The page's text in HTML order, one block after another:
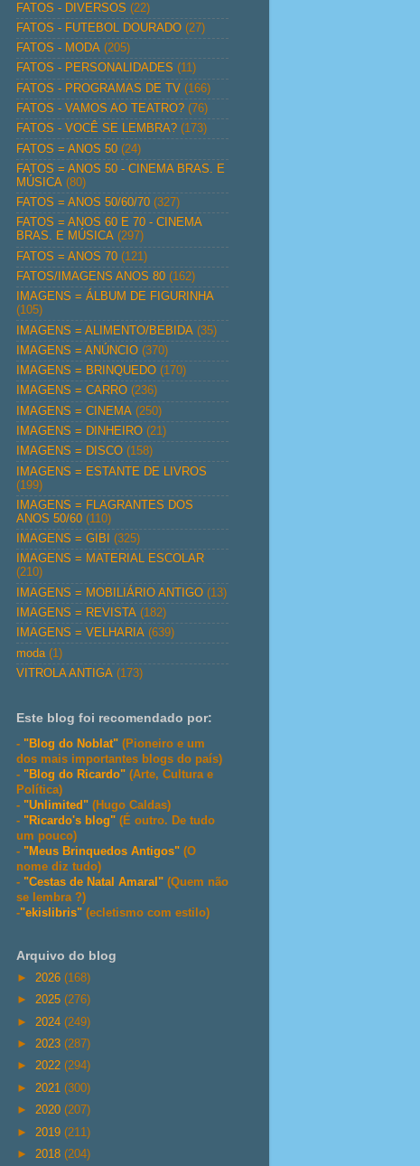
FATOS - DIVERSOS (22)
FATOS - FUTEBOL DOURADO (27)
FATOS - MODA (205)
FATOS - PERSONALIDADES (11)
FATOS - PROGRAMAS DE TV (166)
FATOS - VAMOS AO TEATRO? (76)
FATOS - VOCÊ SE LEMBRA? (173)
FATOS = ANOS 50 (24)
FATOS = ANOS 50 - CINEMA BRAS. E
MÚSICA (80)
FATOS = ANOS 50/60/70 (327)
FATOS = ANOS 60 E 70 - CINEMA
BRAS. E MÚSICA (297)
FATOS = ANOS 70 (121)
FATOS/IMAGENS ANOS 80 (162)
IMAGENS = ÁLBUM DE FIGURINHA
(105)
IMAGENS = ALIMENTO/BEBIDA (35)
IMAGENS = ANÚNCIO (370)
IMAGENS = BRINQUEDO (170)
IMAGENS = CARRO (236)
IMAGENS = CINEMA (250)
IMAGENS = DINHEIRO (21)
IMAGENS = DISCO (158)
IMAGENS = ESTANTE DE LIVROS
(199)
IMAGENS = FLAGRANTES DOS
ANOS 50/60 (110)
IMAGENS = GIBI
(325)
IMAGENS = MATERIAL ESCOLAR
(210)
IMAGENS = MOBILIÁRIO ANTIGO (13)
IMAGENS = REVISTA (182)
IMAGENS = VELHARIA (639)
moda (1)
VITROLA ANTIGA (173)
Este blog foi recomendado por:
- "Blog do Noblat" (Pioneiro e um
dos mais importantes blogs do país)
- "Blog do Ricardo" (Arte, Cultura e
Política)
- "Unlimited" (Hugo Caldas)
- "Ricardo's blog" (É outro. De tudo
um pouco)
- "Meus Brinquedos Antigos" (O
nome diz tudo)
- "Cestas de Natal Amaral" (Quem não
se lembra ?)
-"ekislibris" (ecletismo com estilo)
Arquivo do blog
► 2026 (168)
► 2025 (276)
► 2024 (249)
► 2023 (287)
► 2022 (294)
► 2021 (300)
► 2020 (207)
► 2019 (211)
► 2018 (204)